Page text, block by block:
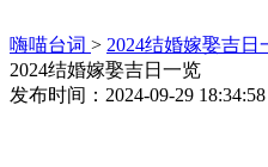
嗨喵台词 > 2024结婚嫁娶吉日
2024结婚嫁娶吉日一览
发布时间：2024-09-29 18:34:58